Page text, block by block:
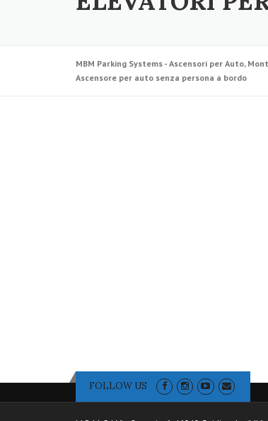
MBM Parking Systems - Ascensori per Auto,
Ascensore per auto senza persona a bordo
FOLLOW US